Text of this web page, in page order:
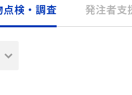
点検・調査 発注者支